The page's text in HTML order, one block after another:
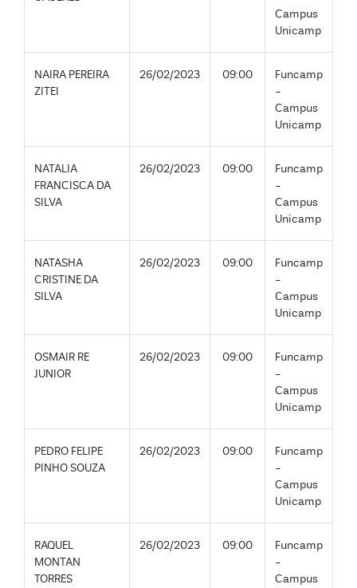
Campus
Unicamp
NAIRA PEREIRA
ZITEI
26/02/2023 09:00
Funcamp
-
Campus
Unicamp
NATALIA
FRANCISCA DA
SILVA
26/02/2023 09:00
Funcamp
-
Campus
Unicamp
NATASHA
CRISTINE DA
SILVA
26/02/2023 09:00
Funcamp
-
Campus
Unicamp
OSMAIR RE
JUNIOR
26/02/2023 09:00
Funcamp
-
Campus
Unicamp
PEDRO FELIPE
PINHO SOUZA
26/02/2023 09:00
Funcamp
-
Campus
Unicamp
RAQUEL
MONTAN
TORRES
26/02/2023 09:00
Funcamp
-
Campus